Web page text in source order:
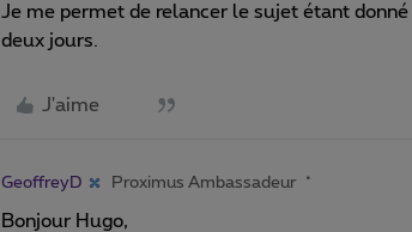
Je me permet de relancer le sujet étant donné
deux jours.
J'aime
GeoffreyD Proximus Ambassadeur
Bonjour Hugo,